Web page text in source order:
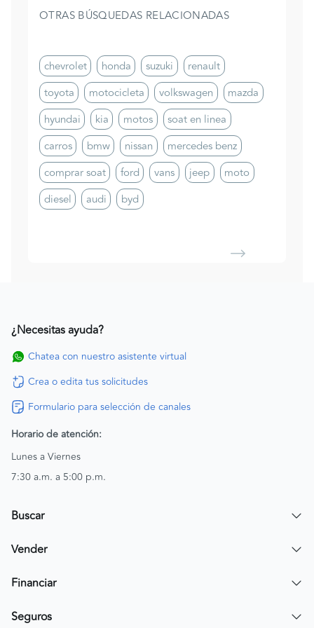
OTRAS BÚSQUEDAS RELACIONADAS
chevrolet honda suzuki
renault
toyota
motocicleta volkswagen
mazda
hyundai
kia motos
soat en linea
carros
bmw nissan
mercedes benz
comprar soat
ford vans jeep
moto
diesel
audi byd
¿Necesitas ayuda?
Chatea con nuestro asistente virtual
Crea o edita tus solicitudes
Formulario para selección de canales
Horario de atención:
Lunes a Viernes
7:30 a.m. a 5:00 p.m.
Buscar
Encuentra un carro
Vender
Publicar mi vehículo
Financiar
Simular crédito
Seguros